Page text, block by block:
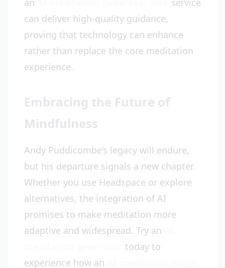
an
service
can deliver high-quality guidance,
proving that technology can enhance
rather than replace the core meditation
experience.
Embracing the Future of
Mindfulness
Andy Puddicombe’s legacy will endure,
but his departure signals a new chapter.
Whether you use Headspace or explore
alternatives, the integration of AI
promises to make meditation more
adaptive and widespread. Try an
today to
experience how an